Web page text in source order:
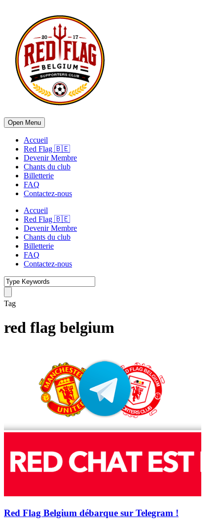
Open Menu
Accueil
Red Flag 🇧🇪
Devenir Membre
Chants du club
Billetterie
FAQ
Contactez-nous
Accueil
Red Flag 🇧🇪
Devenir Membre
Chants du club
Billetterie
FAQ
Contactez-nous
Tag
red flag belgium
Red Flag Belgium débarque sur Telegram !